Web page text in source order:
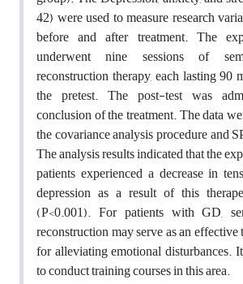
42) were used to measure research
before and after treatment. The
underwent nine sessions of
reconstruction therapy, each lasting 90
the pretest. The post-test was
conclusion of the treatment. The data
the covariance analysis procedure and
The analysis results indicated that the
patients experienced a decrease in
depression as a result of this
(P<0.001). For patients with GD,
reconstruction may serve as an
for alleviating emotional disturbances.
to conduct training courses in this area.